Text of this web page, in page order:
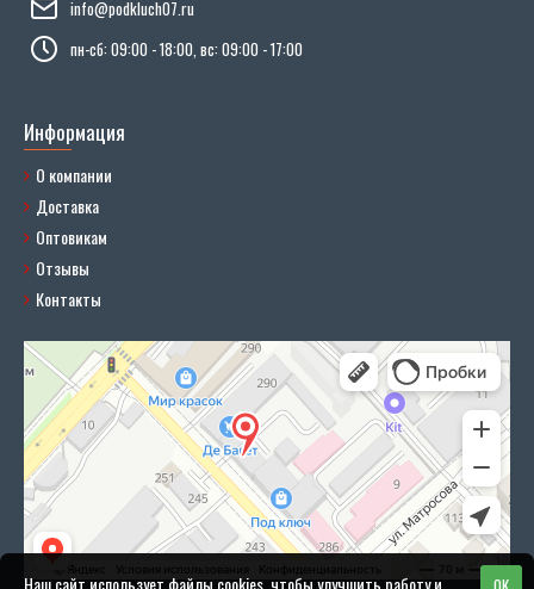
info@podkluch07.ru
пн-сб: 09:00 - 18:00, вс: 09:00 - 17:00
Информация
О компании
Доставка
Оптовикам
Отзывы
Контакты
Наш сайт использует файлы cookies, чтобы улучшить работу и